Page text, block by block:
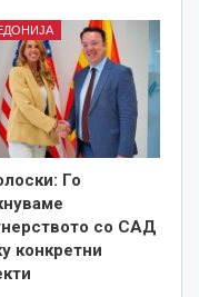
Го
со САД
конкретни